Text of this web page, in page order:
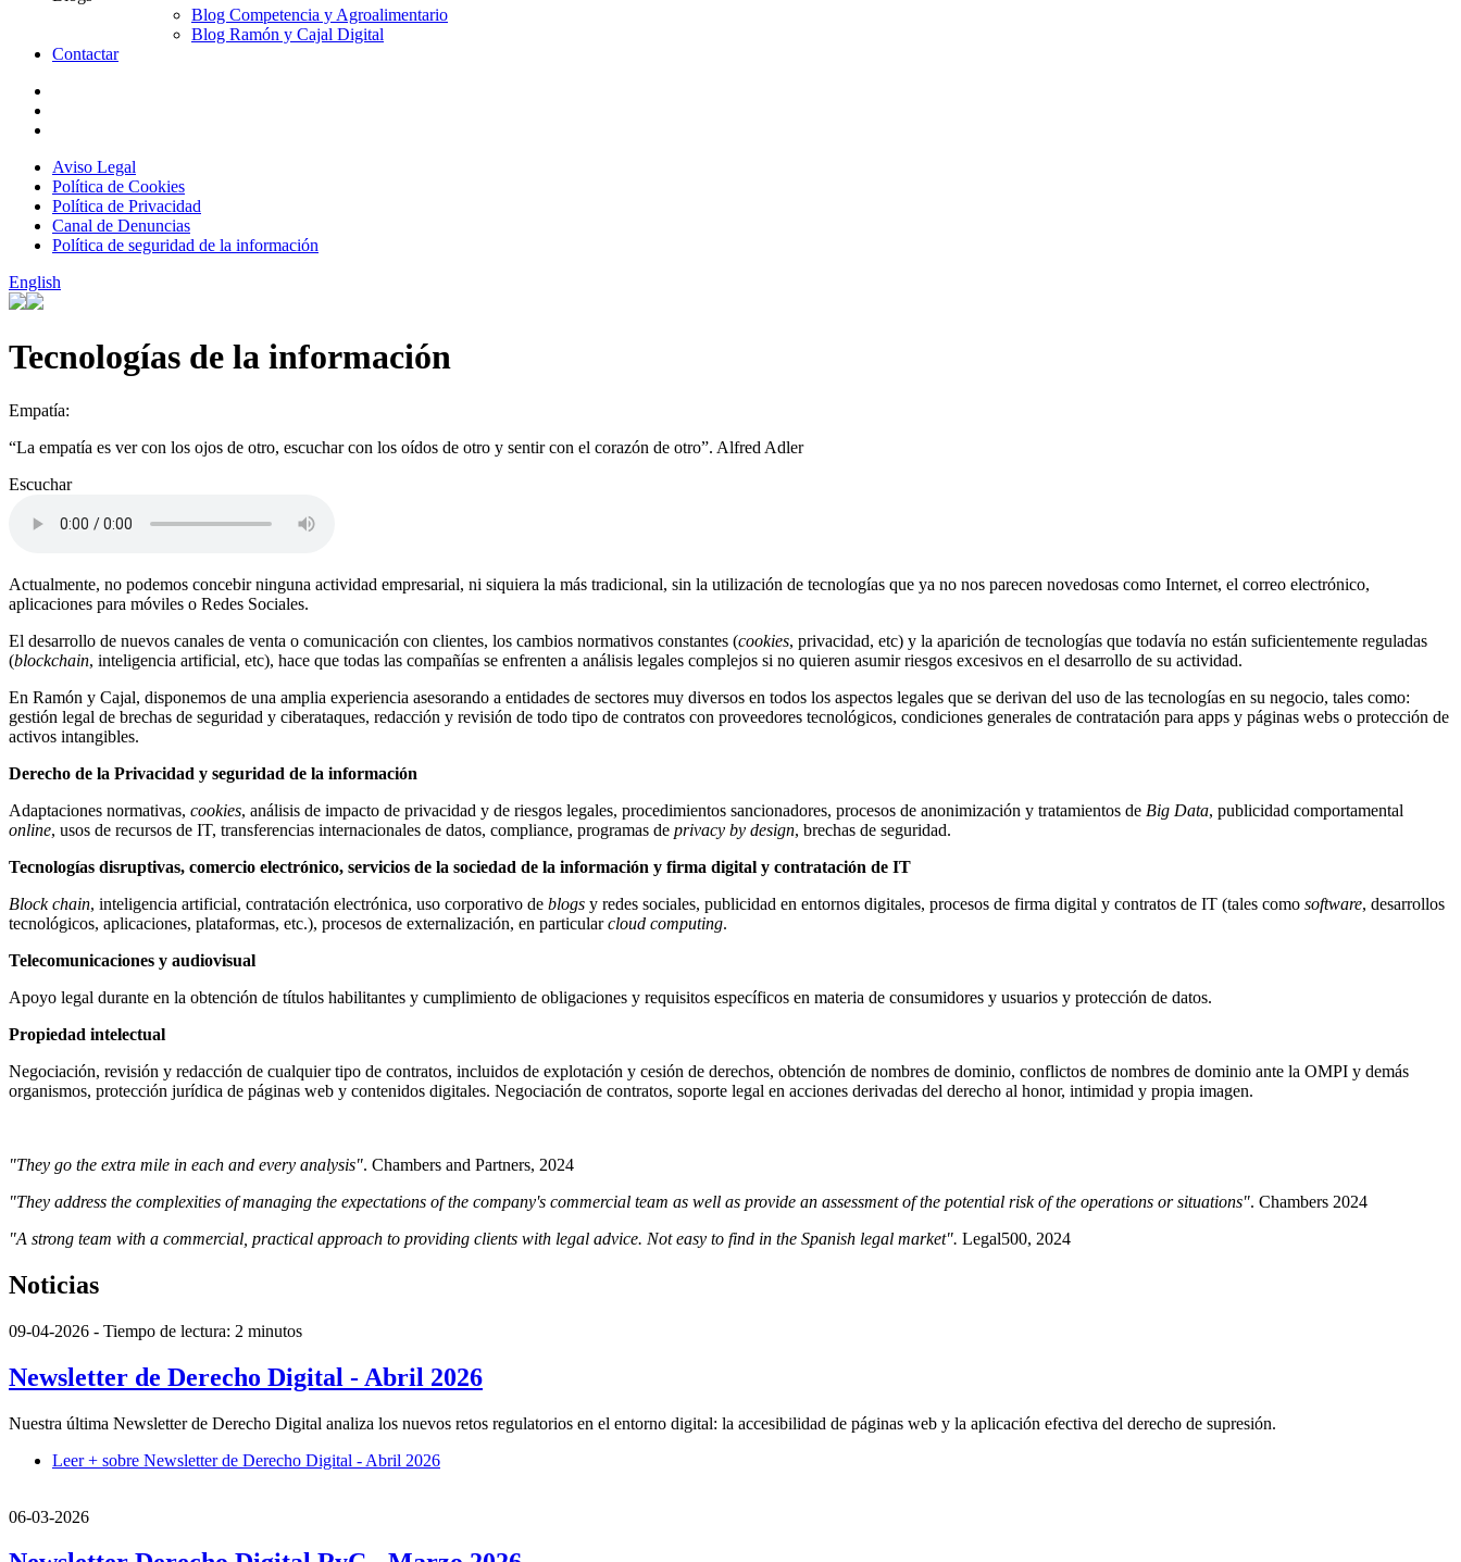
Blog Competencia y Agroalimentario
Blog Ramón y Cajal Digital
Contactar
Aviso Legal
Política de Cookies
Política de Privacidad
Canal de Denuncias
Política de seguridad de la información
English
Tecnologías de la información
Empatía:
“La empatía es ver con los ojos de otro, escuchar con los oídos de otro y sentir con el corazón de otro”. Alfred Adler
Escuchar
Actualmente, no podemos concebir ninguna actividad empresarial, ni siquiera la más tradicional, sin la utilización de tecnologías que ya no nos parecen novedosas como Internet, el correo electrónico,
aplicaciones para móviles o Redes Sociales.
El desarrollo de nuevos canales de venta o comunicación con clientes, los cambios normativos constantes (cookies, privacidad, etc) y la aparición de tecnologías que todavía no están suficientemente reguladas
(blockchain, inteligencia artificial, etc), hace que todas las compañías se enfrenten a análisis legales complejos si no quieren asumir riesgos excesivos en el desarrollo de su actividad.
En Ramón y Cajal, disponemos de una amplia experiencia asesorando a entidades de sectores muy diversos en todos los aspectos legales que se derivan del uso de las tecnologías en su negocio, tales como:
gestión legal de brechas de seguridad y ciberataques, redacción y revisión de todo tipo de contratos con proveedores tecnológicos, condiciones generales de contratación para apps y páginas webs o protección de
activos intangibles.
Derecho de la Privacidad y seguridad de la información
Adaptaciones normativas, cookies, análisis de impacto de privacidad y de riesgos legales, procedimientos sancionadores, procesos de anonimización y tratamientos de Big Data, publicidad comportamental
online, usos de recursos de IT, transferencias internacionales de datos, compliance, programas de privacy by design, brechas de seguridad.
Tecnologías disruptivas, comercio electrónico, servicios de la sociedad de la información y firma digital y contratación de IT
Block chain, inteligencia artificial, contratación electrónica, uso corporativo de blogs y redes sociales, publicidad en entornos digitales, procesos de firma digital y contratos de IT (tales como software, desarrollos
tecnológicos, aplicaciones, plataformas, etc.), procesos de externalización, en particularcloud computing.
Telecomunicaciones y audiovisual
Apoyo legal durante en la obtención de títulos habilitantes y cumplimiento de obligaciones y requisitos específicos en materia de consumidores y usuarios y protección de datos.
Propiedad intelectual
Negociación, revisión y redacción de cualquier tipo de contratos, incluidos de explotación y cesión de derechos, obtención de nombres de dominio, conflictos de nombres de dominio ante la OMPI y demás
organismos, protección jurídica de páginas web y contenidos digitales. Negociación de contratos, soporte legal en acciones derivadas del derecho al honor, intimidad y propia imagen.
"They go the extra mile in each and every analysis". Chambers and Partners, 2024
"They address the complexities of managing the expectations of the company's commercial team as well as provide an assessment of the potential risk of the operations or situations". Chambers 2024
"A strong team with a commercial, practical approach to providing clients with legal advice. Not easy to find in the Spanish legal market". Legal500, 2024
Noticias
09-04-2026 - Tiempo de lectura: 2 minutos
Newsletter de Derecho Digital - Abril 2026
Nuestra última Newsletter de Derecho Digital analiza los nuevos retos regulatorios en el entorno digital: la accesibilidad de páginas web y la aplicación efectiva del derecho de supresión.
Leer + sobre Newsletter de Derecho Digital - Abril 2026
06-03-2026